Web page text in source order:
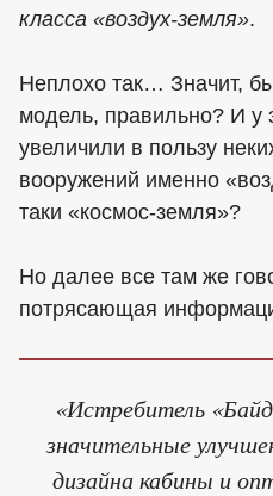
класса «воздух-земля».
Неплохо так… Значит,
модель, правильно? И у
увеличили в пользу
вооружений именно
таки «космос-земля»?
Но далее все там же
потрясающая
«Истребитель
значительные
дизайна кабины и